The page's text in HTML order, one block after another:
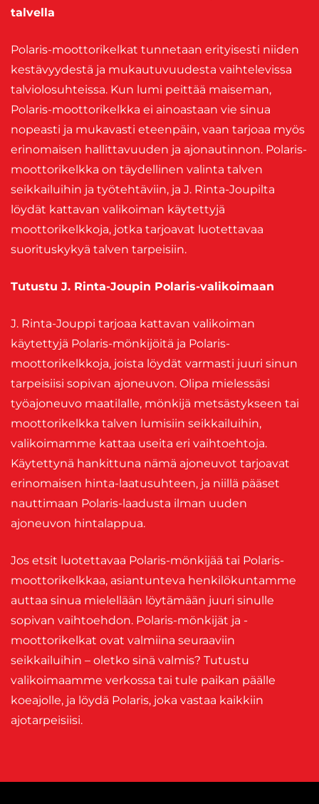
talvella
Polaris-moottorikelkat tunnetaan erityisesti niiden
kestävyydestä ja mukautuvuudesta vaihtelevissa
talviolosuhteissa. Kun lumi peittää maiseman,
Polaris-moottorikelkka ei ainoastaan vie sinua
nopeasti ja mukavasti eteenpäin, vaan tarjoaa myös
erinomaisen hallittavuuden ja ajonautinnon. Polaris-
moottorikelkka on täydellinen valinta talven
seikkailuihin ja työtehtäviin, ja J. Rinta-Joupilta
löydät kattavan valikoiman käytettyjä
moottorikelkkoja, jotka tarjoavat luotettavaa
suorituskykyä talven tarpeisiin.
Tutustu J. Rinta-Joupin Polaris-valikoimaan
J. Rinta-Jouppi tarjoaa kattavan valikoiman
käytettyjä Polaris-mönkijöitä ja Polaris-
moottorikelkkoja, joista löydät varmasti juuri sinun
tarpeisiisi sopivan ajoneuvon. Olipa mielessäsi
työajoneuvo maatilalle, mönkijä metsästykseen tai
moottorikelkka talven lumisiin seikkailuihin,
valikoimamme kattaa useita eri vaihtoehtoja.
Käytettynä hankittuna nämä ajoneuvot tarjoavat
erinomaisen hinta-laatusuhteen, ja niillä pääset
nauttimaan Polaris-laadusta ilman uuden
ajoneuvon hintalappua.
Jos etsit luotettavaa Polaris-mönkijää tai Polaris-
moottorikelkkaa, asiantunteva henkilökuntamme
auttaa sinua mielellään löytämään juuri sinulle
sopivan vaihtoehdon. Polaris-mönkijät ja -
moottorikelkat ovat valmiina seuraaviin
seikkailuihin – oletko sinä valmis? Tutustu
valikoimaamme verkossa tai tule paikan päälle
koeajolle, ja löydä Polaris, joka vastaa kaikkiin
ajotarpeisiisi.